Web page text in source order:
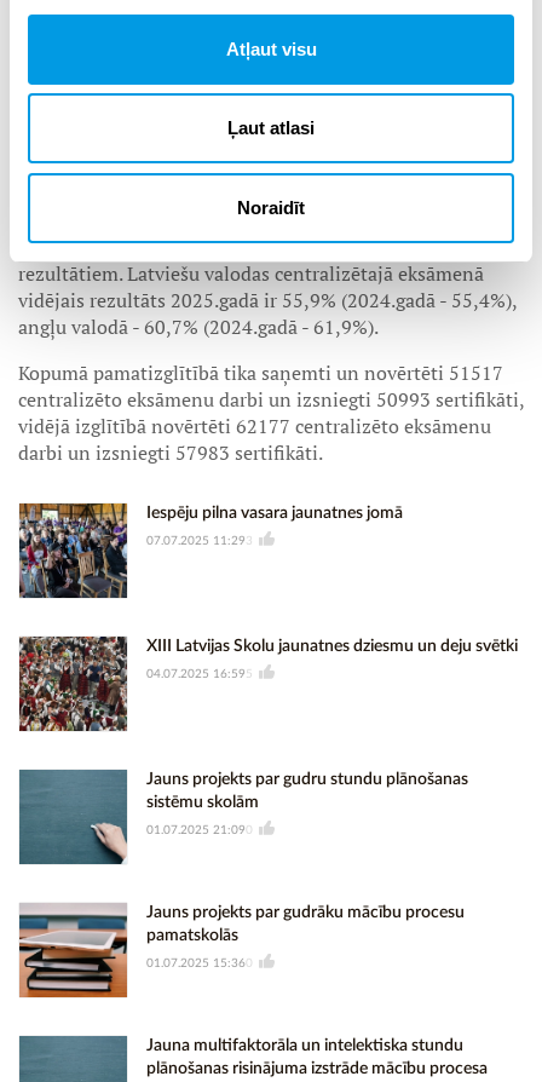
Atļaut visu
Ļaut atlasi
Noraidīt
abu līmeņu matemātikas eksāmenos būtiski nav mainījies
to skolēnu skaits, kuri minimālo slieksni nav sasnieguši -
sasnieguši 2812 skolēni (2024.gadā 15% slieksni
nesasniedza 2781 skolēns), augstākā līmeņa eksāmenā
slieksni nesasniedza 53 skolēni). Pārējo 2025.gada
optimālā līmeņa eksāmenu rezultāti līdzinās 2024.gada
rezultātiem. Latviešu valodas centralizētajā eksāmenā
vidējais rezultāts 2025.gadā ir 55,9% (2024.gadā - 55,4%),
angļu valodā - 60,7% (2024.gadā - 61,9%).
Kopumā pamatizglītībā tika saņemti un novērtēti 51517
centralizēto eksāmenu darbi un izsniegti 50993 sertifikāti,
vidējā izglītībā novērtēti 62177 centralizēto eksāmenu
darbi un izsniegti 57983 sertifikāti.
Iespēju pilna vasara jaunatnes jomā
07.07.2025 11:29 3
XIII Latvijas Skolu jaunatnes dziesmu un deju svētki
04.07.2025 16:59 5
Jauns projekts par gudru stundu plānošanas
sistēmu skolām
01.07.2025 21:090
Jauns projekts par gudrāku mācību procesu
pamatskolās
01.07.2025 15:360
Jauna multifaktorāla un intelektiska stundu
plānošanas risinājuma izstrāde mācību procesa